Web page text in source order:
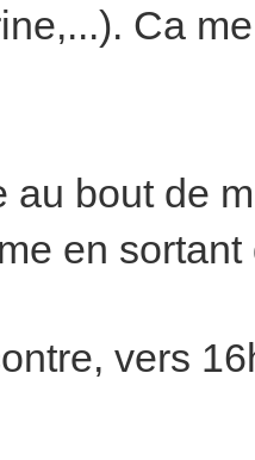
Ca
au bout de
en
vers